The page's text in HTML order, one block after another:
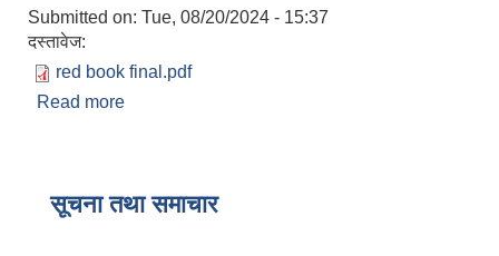
Submitted on: Tue, 08/20/2024 - 15:37
दस्तावेज:
red book final.pdf
Read more
सूचना तथा समाचार